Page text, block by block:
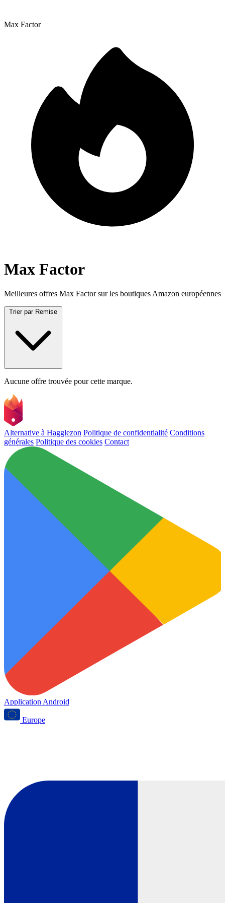
Max Factor
Max Factor
Meilleures offres Max Factor sur les boutiques Amazon européennes
Trier par Remise
Aucune offre trouvée pour cette marque.
Alternative à Hagglezon Politique de confidentialité Conditions
générales Politique des cookies Contact
Application Android
Europe